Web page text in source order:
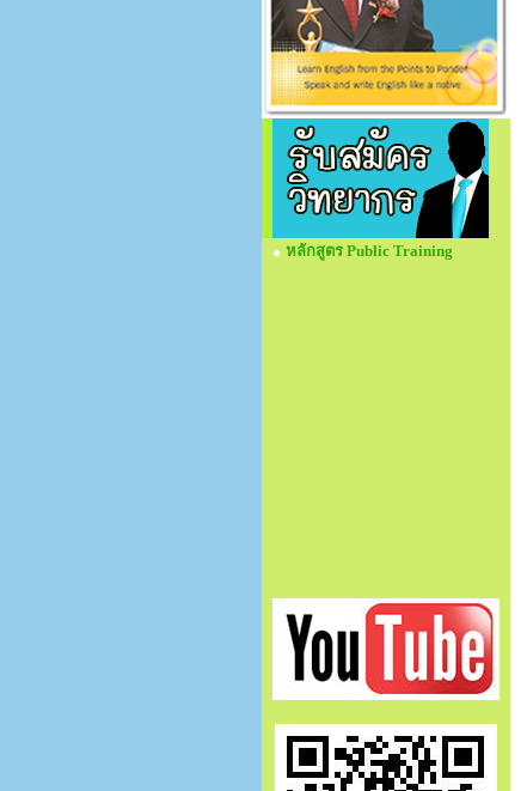
หลักสูตร Public Training